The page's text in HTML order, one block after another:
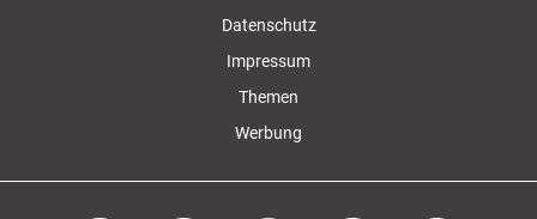
Datenschutz
Impressum
Themen
Werbung